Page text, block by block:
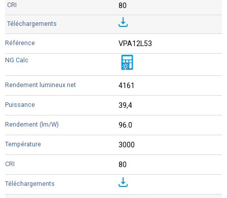
80
VPA12L53
4161
39,4
96.0
3000
80